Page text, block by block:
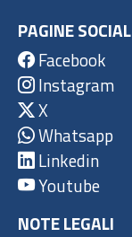
PAGINE SOCIAL
Facebook
Instagram
X
Whatsapp
Linkedin
Youtube
NOTE LEGALI